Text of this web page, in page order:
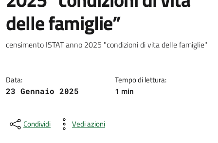
delle famiglie”
Dettagli della notizia
censimento ISTAT anno 2025 "condizioni di vita delle famiglie"
Data:
23 Gennaio 2025
Tempo di lettura:
1 min
Condividi Vedi azioni